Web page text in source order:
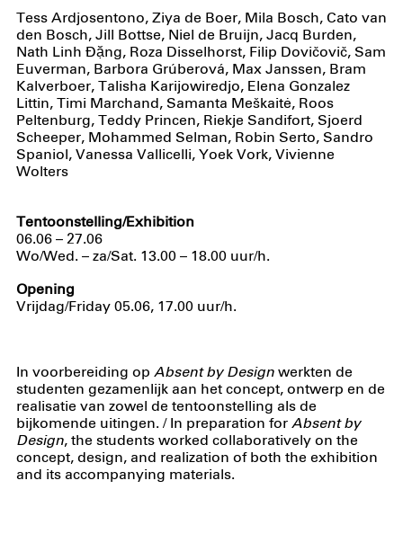
Tess Ardjosentono, Ziya de Boer, Mila Bosch, Cato van
den Bosch, Jill Bottse, Niel de Bruijn, Jacq Burden,
Nath Linh Đặng, Roza Disselhorst, Filip Dovičovič, Sam
Euverman, Barbora Grúberová, Max Janssen, Bram
Kalverboer, Talisha Karijowiredjo, Elena Gonzalez
Littin, Timi Marchand, Samanta Meškaitė, Roos
Peltenburg, Teddy Princen, Riekje Sandifort, Sjoerd
Scheeper, Mohammed Selman, Robin Serto, Sandro
Spaniol, Vanessa Vallicelli, Yoek Vork, Vivienne
Wolters
Tentoonstelling/Exhibition
06.06 – 27.06
Wo/Wed. – za/Sat. 13.00 – 18.00 uur/h.
Opening
Vrijdag/Friday 05.06, 17.00 uur/h.
In voorbereiding op Absent by Designwerkten de
studenten gezamenlijk aan het concept, ontwerp en de
realisatie van zowel de tentoonstelling als de
bijkomende uitingen. / In preparation for Absent by
Design, the students worked collaboratively on the
concept, design, and realization of both the exhibition
and its accompanying materials.